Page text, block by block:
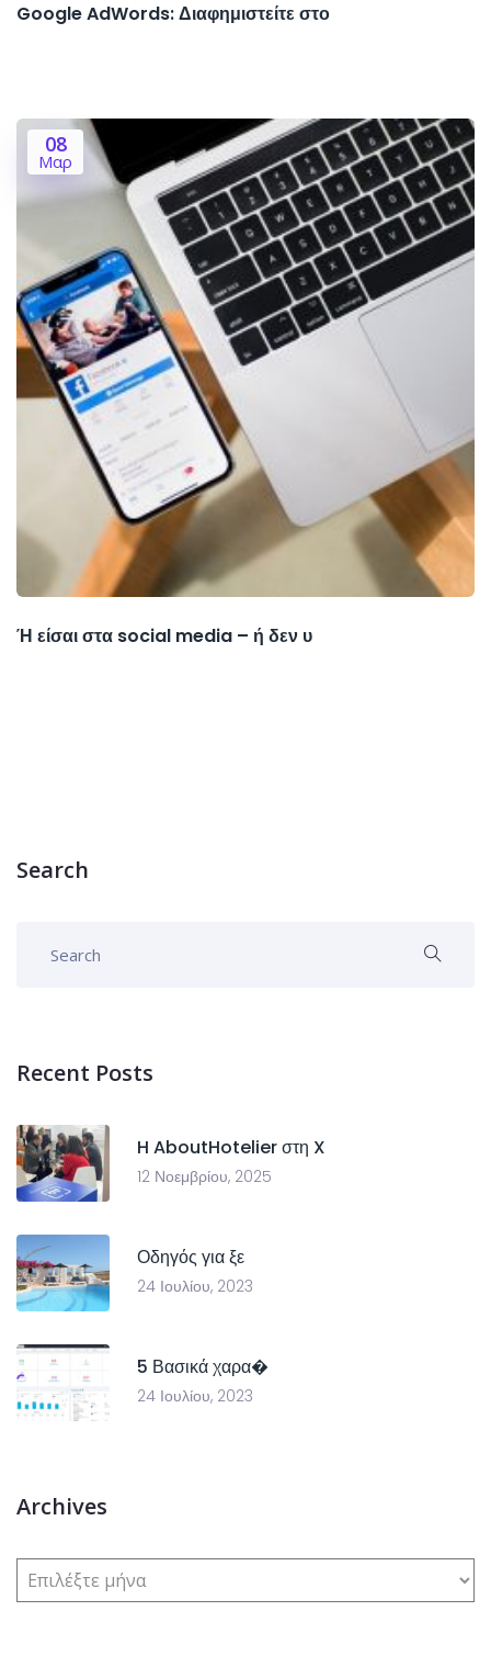
Google AdWords: Διαφημιστείτε στο
08
Μαρ
Ή είσαι στα social media – ή δεν υ
Search
Recent Posts
H AboutHotelier στη X
12 Νοεμβρίου, 2025
Οδηγός για ξε
24 Ιουλίου, 2023
5 Βασικά χαρα�
24 Ιουλίου, 2023
Archives